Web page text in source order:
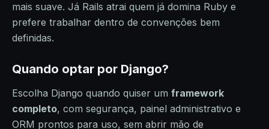
mais suave. Já Rails atrai quem já domina Ruby e
prefere trabalhar dentro de convenções bem
definidas.
Quando optar por Django?
Escolha Django quando quiser um framework
completo, com segurança, painel administrativo e
ORM prontos para uso, sem abrir mão de